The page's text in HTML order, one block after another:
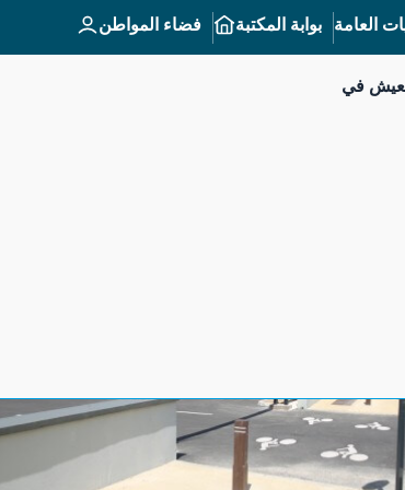
فضاء المواطن بوابة المكتبة العامة
في